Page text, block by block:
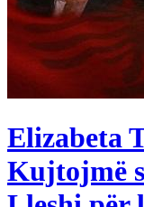
Elizabeta
Kujtojmë